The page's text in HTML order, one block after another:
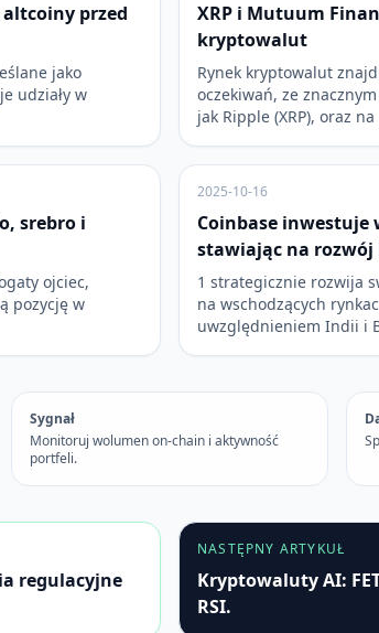
przed
jako
udziały w
XRP i Mutuum
kryptowalut
Rynek kryptowalut
oczekiwań, ze
jak Ripple (XRP), oraz
srebro i
ojciec,
pozycję w
2025-10-16
Coinbase inwestuje
stawiając na
1 strategicznie rozwija
na wschodzących
uwzględnieniem Indii i
Sygnał
Monitoruj wolumen on-chain i aktywność
portfeli.
regulacyjne
NASTĘPNY ARTYKUŁ
Kryptowaluty AI:
RSI.